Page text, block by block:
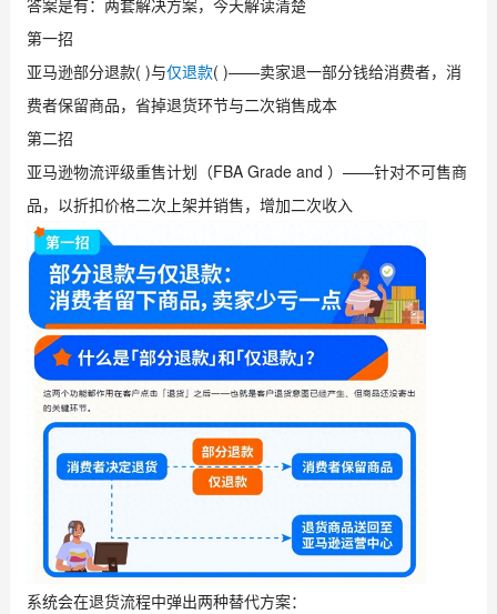
答案是有：两套解决方案，今天解读清楚
第一招
亚马逊部分退款( )与仅退款( )——卖家退一部分钱给消费者，消
费者保留商品，省掉退货环节与二次销售成本
第二招
亚马逊物流评级重售计划（FBA Grade and ）——针对不可售商
品，以折扣价格二次上架并销售，增加二次收入
系统会在退货流程中弹出两种替代方案：